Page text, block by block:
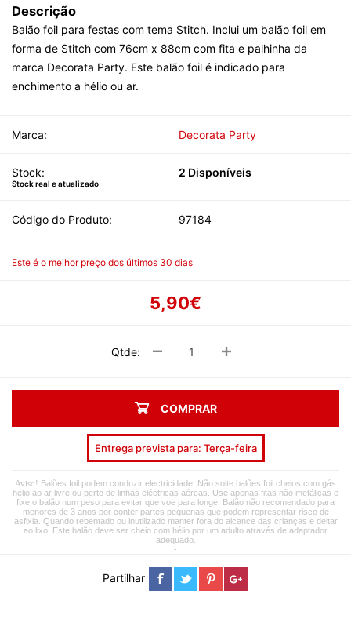
Descrição
Balão foil para festas com tema Stitch. Inclui um balão foil em
forma de Stitch com 76cm x 88cm com fita e palhinha da
marca Decorata Party. Este balão foil é indicado para
enchimento a hélio ou ar.
Marca: Decorata Party
Stock: 2 Disponíveis
Stock real e atualizado
Código do Produto: 97184
Este é o melhor preço dos últimos 30 dias
5,90€
Qtde:
COMPRAR
Entrega prevista para: Terça-feira
Aviso! Balões foil podem conduzir electricidade. Não solte balões foil cheios com gás
hélio ao ar livre ou perto de linhas eléctricas aéreas. Use apenas fitas não metálicas e
fixe o balão num peso para evitar que voe para longe. Balão não recomendado para
menores de 3 anos por conter partes pequenas que podem representar risco de
asfixia. Quando rebentado ou inutilizado manter fora do alcance das crianças e deitar
ao lixo. Este balão deve ser cheio com hélio por um adulto através de adaptador
adequado.
-
Partilhar